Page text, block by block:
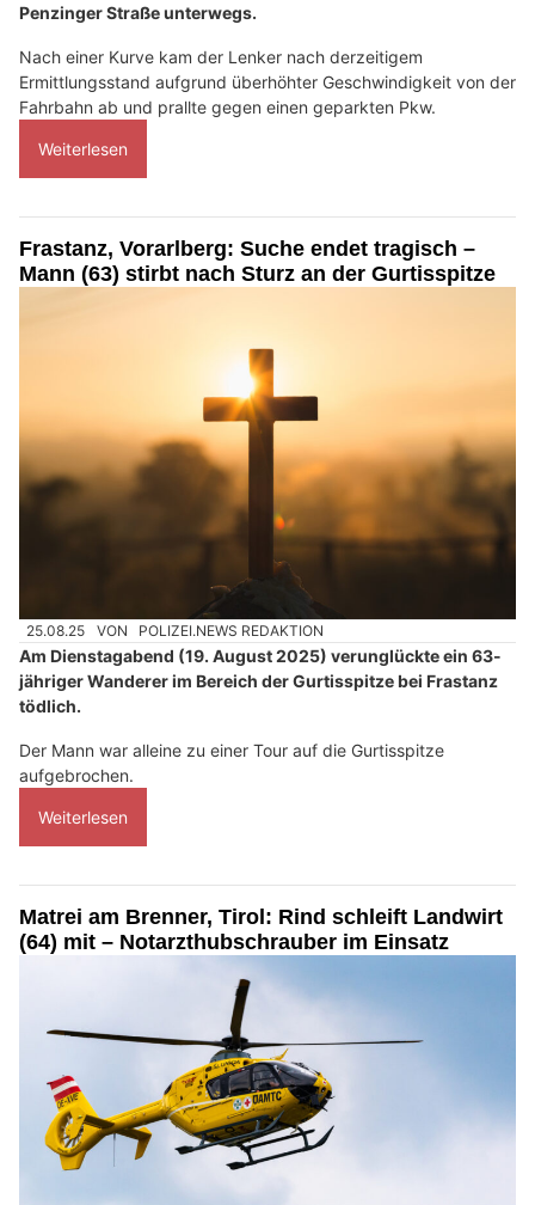
Penzinger Straße unterwegs.
Nach einer Kurve kam der Lenker nach derzeitigem
Ermittlungsstand aufgrund überhöhter Geschwindigkeit von der
Fahrbahn ab und prallte gegen einen geparkten Pkw.
Weiterlesen
Frastanz, Vorarlberg: Suche endet tragisch –
Mann (63) stirbt nach Sturz an der Gurtisspitze
25.08.25 VON POLIZEI.NEWS REDAKTION
Am Dienstagabend (19. August 2025) verunglückte ein 63-
jähriger Wanderer im Bereich der Gurtisspitze bei Frastanz
tödlich.
Der Mann war alleine zu einer Tour auf die Gurtisspitze
aufgebrochen.
Weiterlesen
Matrei am Brenner, Tirol: Rind schleift Landwirt
(64) mit – Notarzthubschrauber im Einsatz